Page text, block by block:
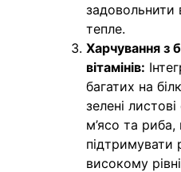
тепле.
Харчування з
вітамінів:
багатих на
зелені
м’ясо та
підтримувати
високому